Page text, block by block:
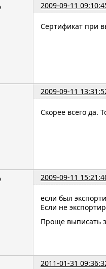
2009-09-11
Сертификат при
2009-09-11
Скорее всего да.
2009-09-11
если был
Если не
Проще выписать
2011-01-31